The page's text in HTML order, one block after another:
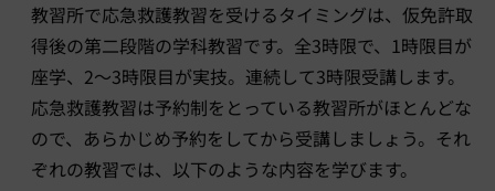
教習所で応急救護教習を受けるタイミングは、仮免許取
得後の第二段階の学科教習です。全3時限で、1時限目が
座学、2〜3時限目が実技。連続して3時限受講します。
応急救護教習は予約制をとっている教習所がほとんどな
ので、あらかじめ予約をしてから受講しましょう。それ
ぞれの教習では、以下のような内容を学びます。